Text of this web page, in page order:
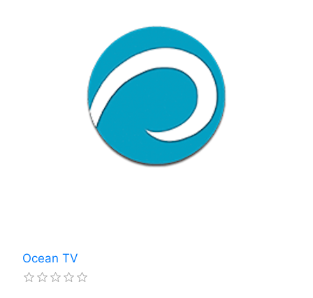
Ocean TV